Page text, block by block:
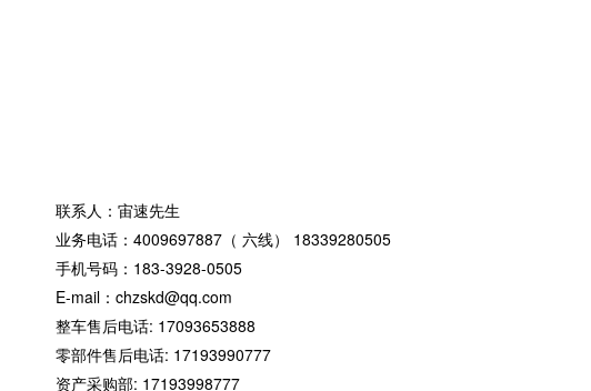
联系人：宙速先生
业务电话：4009697887（ 六线） 18339280505
手机号码：183-3928-0505
E-mail：chzskd@qq.com
整车售后电话: 17093653888
零部件售后电话: 17193990777
资产采购部: 17193998777